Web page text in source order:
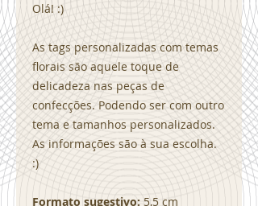
Olá! :)
As tags personalizadas com temas
florais são aquele toque de
delicadeza nas peças de
confecções. Podendo ser com outro
tema e tamanhos personalizados.
As informações são à sua escolha.
:)
Formato sugestivo: 5,5 cm